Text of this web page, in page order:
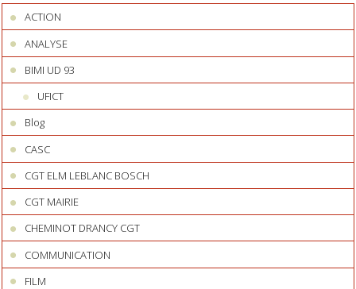
ACTION
ANALYSE
BIMI UD 93
UFICT
Blog
CASC
CGT ELM LEBLANC BOSCH
CGT MAIRIE
CHEMINOT DRANCY CGT
COMMUNICATION
FILM